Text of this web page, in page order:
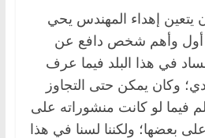
يتعين إهداء المهندس يحي
أول وأهم شخص دافع عن
في هذا البلد فيما عرف
وكان يمكن حتى التجاوز
لو كانت منشوراته على
بعضها؛ ولكننا لسنا في هذا